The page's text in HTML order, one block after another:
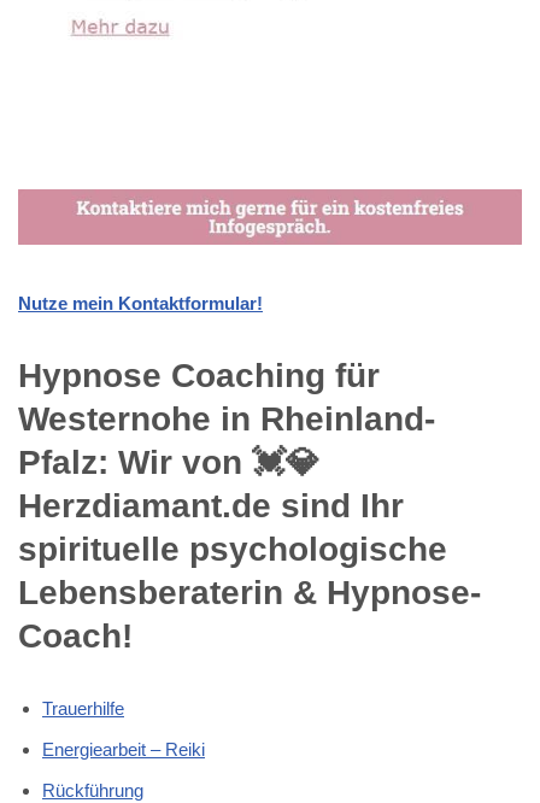
Nutze mein Kontaktformular!
Hypnose Coaching für
Westernohe in Rheinland-
Pfalz: Wir von 💓️💎
Herzdiamant.de sind Ihr
spirituelle psychologische
Lebensberaterin & Hypnose-
Coach!
Trauerhilfe
Energiearbeit – Reiki
Rückführung